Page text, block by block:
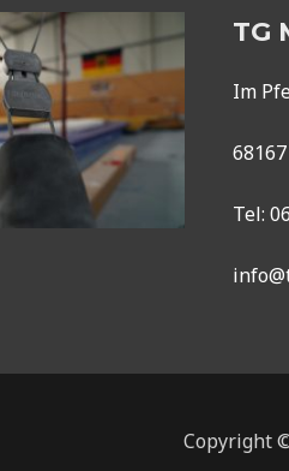
TG
Im
Tel:
Copyright